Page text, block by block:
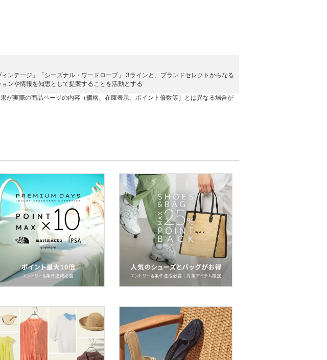
ンテージ」「シーズナル・ワードローブ」 3ラインと、ブランドセレクトからなる
ンや情報を知恵として提案することを活動とする
が実際の商品ページの内容（価格、在庫表示、ポイント倍数等）とは異なる場合が